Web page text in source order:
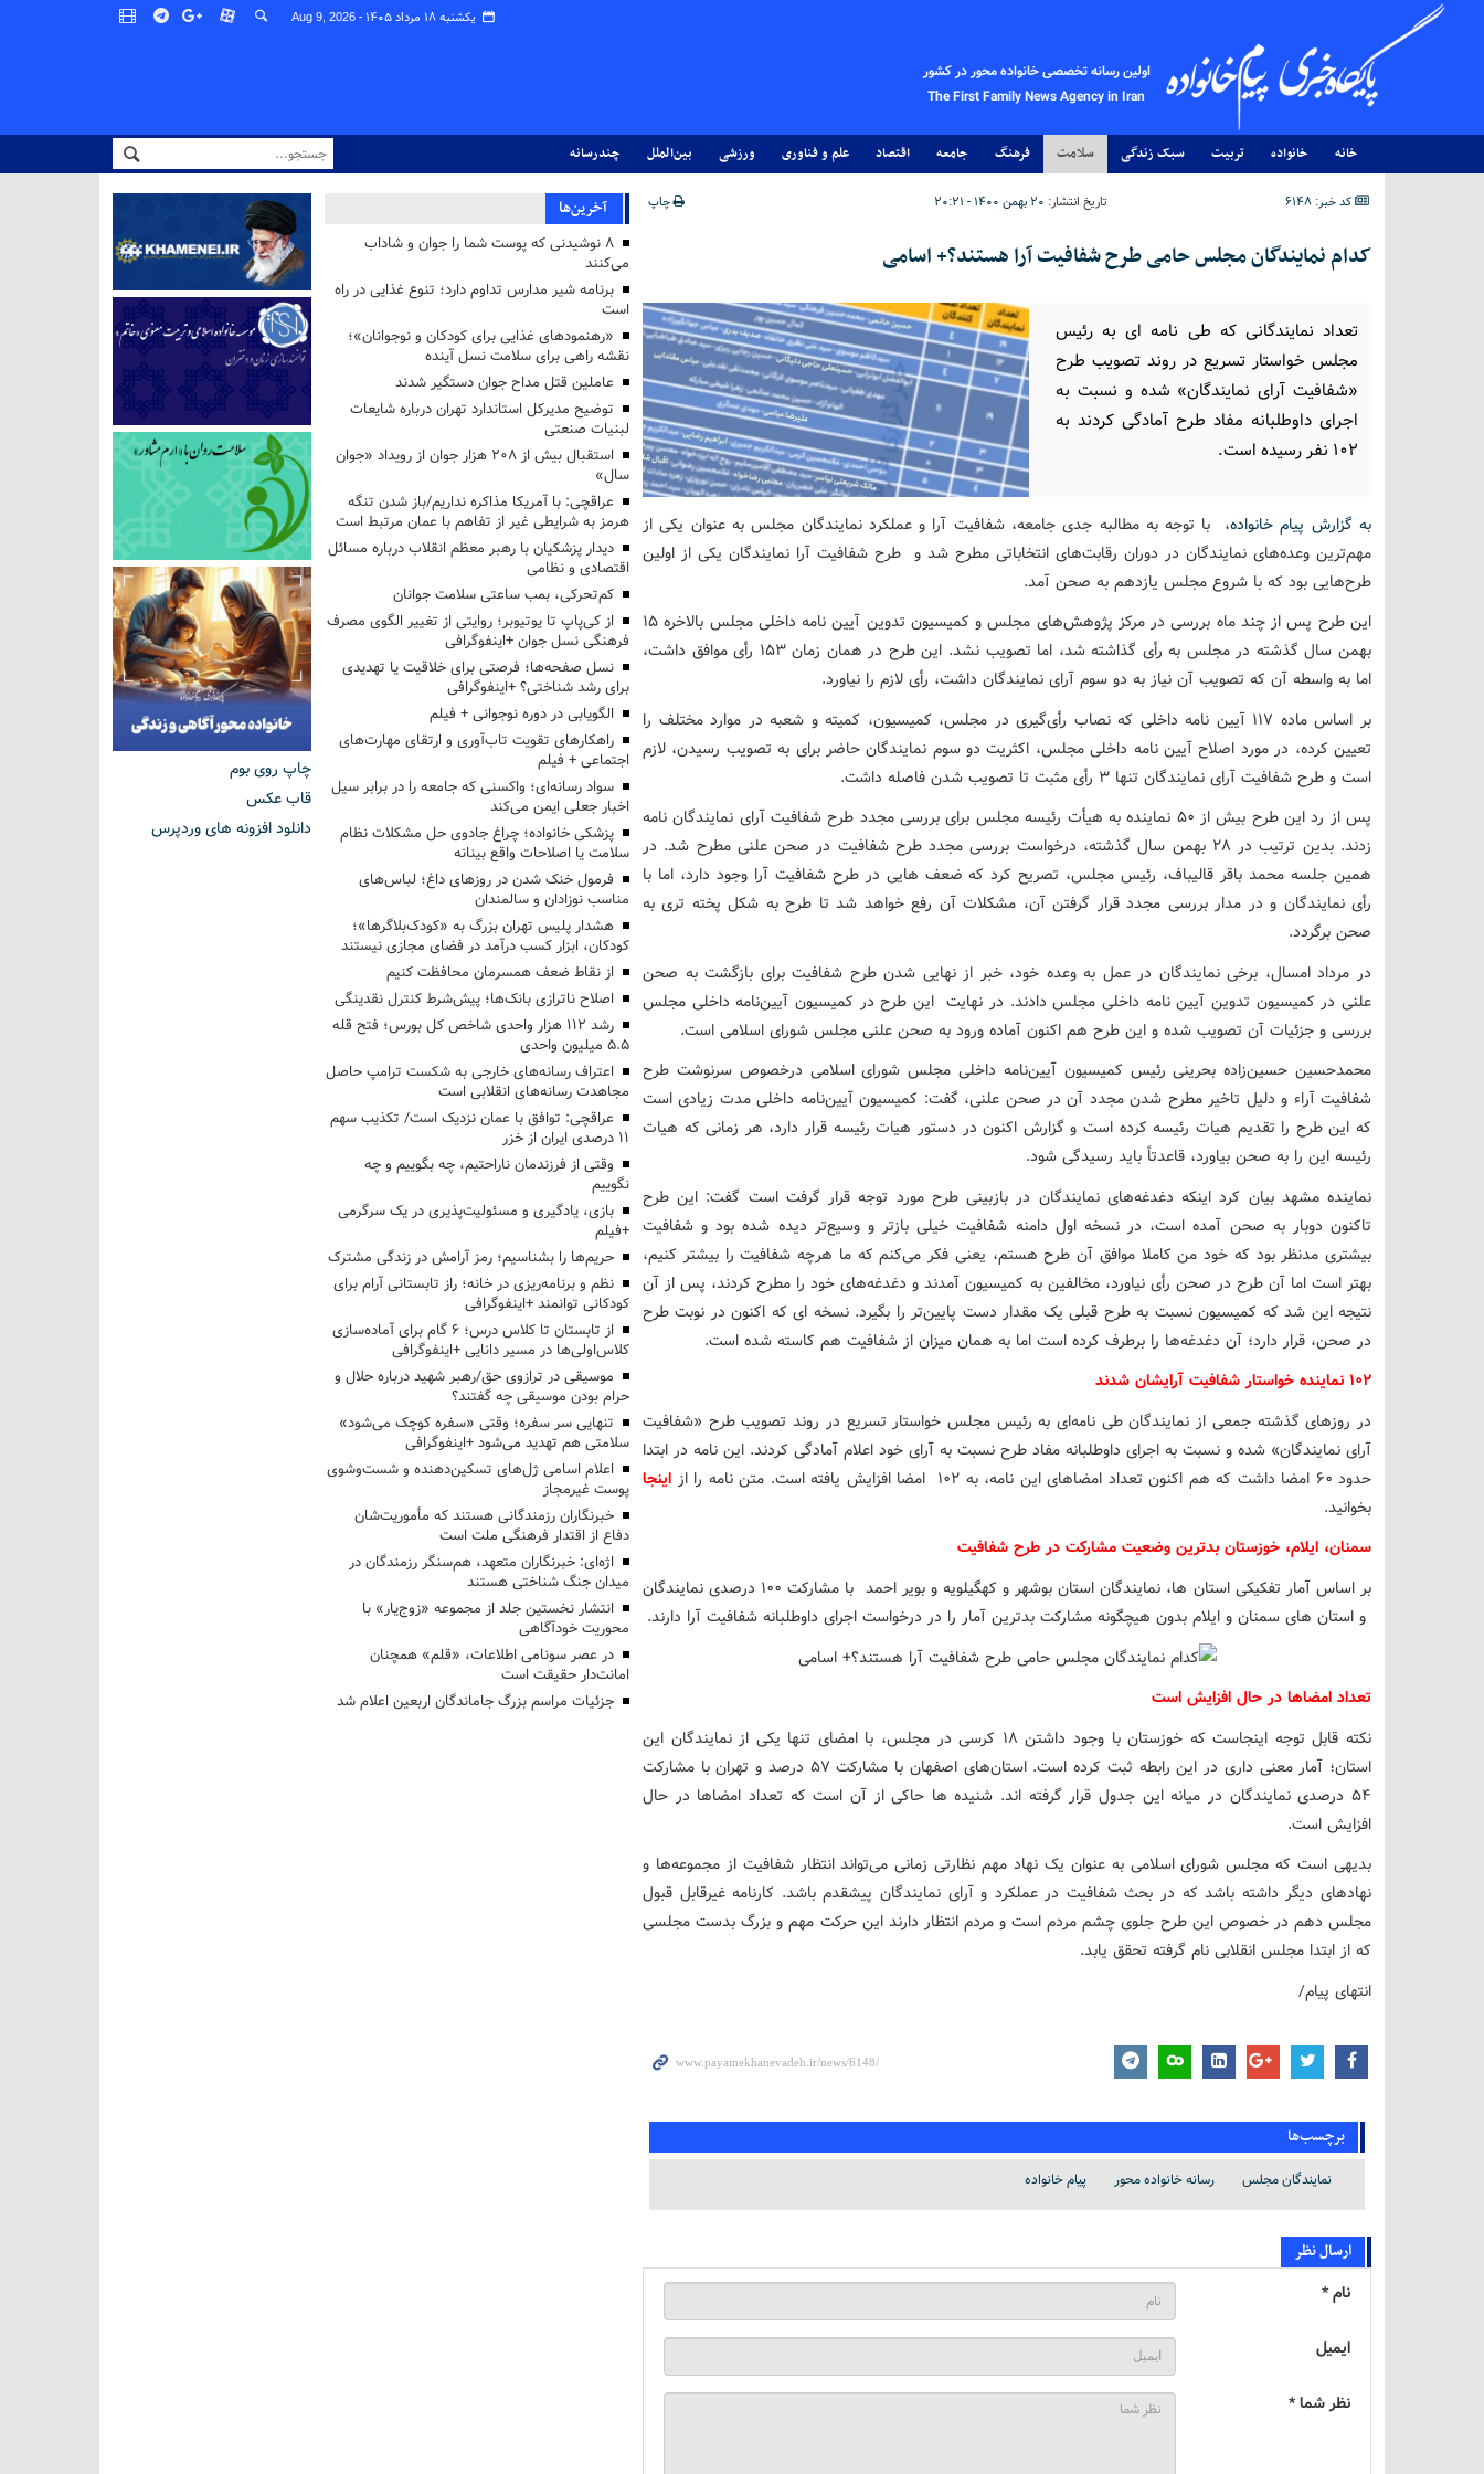
یکشنبه ۱۸ مرداد ۱۴۰۵ - Aug 9, 2026
اولین رسانه تخصصی خانواده محور در کشور
The First Family News Agency in Iran
خانه خانواده تربیت سبک زندگی سلامت فرهنگ جامعه اقتصاد علم و فناوری ورزشی بین‌الملل چندرسانه
کد خبر: 6148 تاریخ انتشار: ۲۰ بهمن ۱۴۰۰ - ۲۰:۲۱ چاپ
کدام نمایندگان مجلس حامی طرح شفافیت آرا هستند؟+ اسامی
تعداد نمایندگانی که طی نامه ای به رئیس
مجلس خواستار تسریع در روند تصویب طرح
«شفافیت آرای نمایندگان» شده و نسبت به
اجرای داوطلبانه مفاد طرح آمادگی کردند به
102 نفر رسیده است.
به گزارش پیام خانواده، با توجه به مطالبه جدی جامعه، شفافیت آرا و عملکرد نمایندگان مجلس به عنوان یکی از
مهم‌ترین وعده‌های نمایندگان در دوران رقابت‌های انتخاباتی مطرح شد و طرح شفافیت آرا نمایندگان یکی از اولین
طرح‌هایی بود که با شروع مجلس یازدهم به صحن آمد.
این طرح پس از چند ماه بررسی در مرکز پژوهش‌های مجلس و کمیسیون تدوین آیین نامه داخلی مجلس بالاخره ۱۵
بهمن سال گذشته در مجلس به رأی گذاشته شد، اما تصویب نشد. این طرح در همان زمان ۱۵۳ رأی موافق داشت،
اما به واسطه آن که تصویب آن نیاز به دو سوم آرای نمایندگان داشت، رأی لازم را نیاورد.
بر اساس ماده ۱۱۷ آیین نامه داخلی که نصاب رأی‌گیری در مجلس، کمیسیون، کمیته و شعبه در موارد مختلف را
تعیین کرده، در مورد اصلاح آیین نامه داخلی مجلس، اکثریت دو سوم نمایندگان حاضر برای به تصویب رسیدن، لازم
است و طرح شفافیت آرای نمایندگان تنها 3 رأی مثبت تا تصویب شدن فاصله داشت.
پس از رد این طرح بیش از ۵۰ نماینده به هیأت رئیسه مجلس برای بررسی مجدد طرح شفافیت آرای نمایندگان نامه
زدند. بدین ترتیب در ۲۸ بهمن سال گذشته، درخواست بررسی مجدد طرح شفافیت در صحن علنی مطرح شد. در
همین جلسه محمد باقر قالیباف، رئیس مجلس، تصریح کرد که ضعف‌ هایی در طرح شفافیت آرا وجود دارد، اما با
رأی نمایندگان و در مدار بررسی مجدد قرار گرفتن آن، مشکلات آن رفع خواهد شد تا طرح به شکل پخته تری به
صحن برگردد.
در مرداد امسال، برخی نمایندگان در عمل به وعده خود، خبر از نهایی شدن طرح شفافیت برای بازگشت به صحن
علنی در کمیسیون تدوین آیین نامه داخلی مجلس دادند. در نهایت این طرح در کمیسیون آیین‌نامه داخلی مجلس
بررسی و جزئیات آن تصویب شده و این طرح هم اکنون آماده ورود به صحن علنی مجلس شورای اسلامی است.
محمدحسین حسین‌زاده بحرینی رئیس کمیسیون آیین‌نامه داخلی مجلس شورای اسلامی درخصوص سرنوشت طرح
شفافیت آراء و دلیل تاخیر مطرح شدن مجدد آن در صحن علنی، گفت: کمیسیون آیین‌نامه داخلی مدت زیادی است
که این طرح را تقدیم هیات رئیسه کرده است و گزارش اکنون در دستور هیات رئیسه قرار دارد، هر زمانی که هیات
رئیسه این را به صحن بیاورد، قاعدتاً باید رسیدگی شود.
نماینده مشهد بیان کرد اینکه دغدغه‌های نمایندگان در بازبینی طرح مورد توجه قرار گرفت است گفت: این طرح
تاکنون دوبار به صحن آمده است، در نسخه اول دامنه شفافیت خیلی بازتر و وسیع‌تر دیده شده بود و شفافیت
بیشتری مدنظر بود که خود من کاملا موافق آن طرح هستم، یعنی فکر می‌کنم که ما هرچه شفافیت را بیشتر کنیم،
بهتر است اما آن طرح در صحن رأی نیاورد، مخالفین به کمیسیون آمدند و دغدغه‌های خود را مطرح کردند، پس از آن
نتیجه این شد که کمیسیون نسبت به طرح قبلی یک مقدار دست پایین‌تر را بگیرد. نسخه ای که اکنون در نوبت طرح
در صحن، قرار دارد؛ آن دغدغه‌ها را برطرف کرده است اما به همان میزان از شفافیت هم کاسته شده است.
102 نماینده خواستار شفافیت آرایشان شدند
در روزهای گذشته جمعی از نمایندگان طی نامه‌ای به رئیس مجلس خواستار تسریع در روند تصویب طرح «شفافیت
آرای نمایندگان» شده و نسبت به اجرای داوطلبانه مفاد طرح نسبت به آرای خود اعلام آمادگی کردند. این نامه در ابتدا
حدود 60 امضا داشت که هم اکنون تعداد امضاهای این نامه، به 102 امضا افزایش یافته است. متن نامه را از
اینجا
بخوانید.
سمنان، ایلام، خوزستان بدترین وضعیت مشارکت در طرح شفافیت
بر اساس آمار تفکیکی استان ها، نمایندگان استان بوشهر و کهگیلویه و بویر احمد با مشارکت 100 درصدی نمایندگان
و استان ‌های سمنان و ایلام بدون هیچگونه مشارکت بدترین آمار را در درخواست اجرای داوطلبانه شفافیت آرا دارند.
تعداد امضاها در حال افزایش است
نکته قابل توجه اینجاست که خوزستان با وجود داشتن 18 کرسی در مجلس، با امضای تنها یکی از نمایندگان این
استان؛ آمار معنی داری در این رابطه ثبت کرده است. استان‌های اصفهان با مشارکت 57 درصد و تهران با مشارکت
54 درصدی نمایندگان در میانه این جدول قرار گرفته اند. شنیده ها حاکی از آن است که تعداد امضاها در حال
افزایش است.
بدیهی است که مجلس شورای اسلامی به عنوان یک نهاد مهم نظارتی زمانی می‌تواند انتظار شفافیت از مجموعه‌ها و
نهادهای دیگر داشته باشد که در بحث شفافیت در عملکرد و آرای نمایندگان پیشقدم باشد. کارنامه غیرقابل قبول
مجلس دهم در خصوص این طرح جلوی چشم مردم است و مردم انتظار دارند این حرکت مهم و بزرگ بدست مجلسی
که از ابتدا مجلس انقلابی نام گرفته تحقق یابد.
انتهای پیام/
برچسب‌ها
نمایندگان مجلس رسانه خانواده محور پیام خانواده
ارسال نظر
نام *
ایمیل
نظر شما *
آخرین‌ها
۸ نوشیدنی که پوست شما را جوان و شاداب
می‌کنند
برنامه شیر مدارس تداوم دارد؛ تنوع غذایی در راه
است
«رهنمودهای غذایی برای کودکان و نوجوانان»؛
نقشه راهی برای سلامت نسل آینده
عاملین قتل مداح جوان دستگیر شدند
توضیح مدیرکل استاندارد تهران درباره شایعات
لبنیات صنعتی
استقبال بیش از ۲۰۸ هزار جوان از رویداد «جوان
سال»
عراقچی: با آمریکا مذاکره نداریم/باز شدن تنگه
هرمز به شرایطی غیر از تفاهم با عمان مرتبط است
دیدار پزشکیان با رهبر معظم انقلاب درباره مسائل
اقتصادی و نظامی
کم‌تحرکی، بمب ساعتی سلامت جوانان
از کی‌پاپ تا یوتیوبر؛ روایتی از تغییر الگوی مصرف
فرهنگی نسل جوان +اینفوگرافی
نسل صفحه‌ها؛ فرصتی برای خلاقیت یا تهدیدی
برای رشد شناختی؟ +اینفوگرافی
الگویابی در دوره نوجوانی + فیلم
راهکارهای تقویت تاب‌آوری و ارتقای مهارت‌های
اجتماعی + فیلم
سواد رسانه‌ای؛ واکسنی که جامعه را در برابر سیل
اخبار جعلی ایمن می‌کند
پزشکی خانواده؛ چراغ جادوی حل مشکلات نظام
سلامت یا اصلاحات واقع بینانه
فرمول خنک شدن در روزهای داغ؛ لباس‌های
مناسب نوزادان و سالمندان
هشدار پلیس تهران بزرگ به «کودک‌بلاگرها»؛
کودکان، ابزار کسب درآمد در فضای مجازی نیستند
از نقاط ضعف همسرمان محافظت کنیم
اصلاح ناترازی بانک‌ها؛ پیش‌شرط کنترل نقدینگی
رشد ۱۱۲ هزار واحدی شاخص کل بورس؛ فتح قله
۵.۵ میلیون واحدی
اعتراف رسانه‌های خارجی به شکست ترامپ حاصل
مجاهدت رسانه‌های انقلابی است
عراقچی: توافق با عمان نزدیک است/ تکذیب سهم
۱۱ درصدی ایران از خزر
وقتی از فرزندمان ناراحتیم، چه بگوییم و چه
نگوییم
بازی، یادگیری و مسئولیت‌پذیری در یک سرگرمی
+فیلم
حریم‌ها را بشناسیم؛ رمز آرامش در زندگی مشترک
نظم و برنامه‌ریزی در خانه؛ راز تابستانی آرام برای
کودکانی توانمند +اینفوگرافی
از تابستان تا کلاس درس؛ ۶ گام برای آماده‌سازی
کلاس‌اولی‌ها در مسیر دانایی +اینفوگرافی
موسیقی در ترازوی حق/رهبر شهید درباره حلال و
حرام بودن موسیقی چه گفتند؟
تنهایی سر سفره؛ وقتی «سفره کوچک می‌شود»
سلامتی هم تهدید می‌شود +اینفوگرافی
اعلام اسامی ژل‌های تسکین‌دهنده و شست‌وشوی
پوست غیرمجاز
خبرنگاران رزمندگانی هستند که مأموریت‌شان
دفاع از اقتدار فرهنگی ملت است
اژه‌ای: خبرنگاران متعهد، هم‌سنگر رزمندگان در
میدان جنگ شناختی هستند
انتشار نخستین جلد از مجموعه «زوج‌یار» با
محوریت خودآگاهی
در عصر سونامی اطلاعات، «قلم» همچنان
امانت‌دار حقیقت است
جزئیات مراسم بزرگ جاماندگان اربعین اعلام شد
چاپ روی بوم
قاب عکس
دانلود افزونه های وردپرس